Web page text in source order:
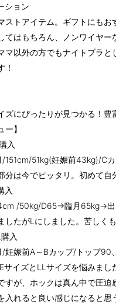
ション
ストアイテム。ギフトにもお
てはもちろん、ノンワイヤ
マ以外の方でもナイトブラ
！
ズにぴったりが見つかる！豊
ー】
入
/151cm/51kg(妊娠前43kg)/C
分は今でピッタリ。初めて
/50kg/D65→臨月65kg→
したがLにしました。苦しく
入
/妊娠前A～Bカップ/トップ90
サイズとLLサイズを悩みまし
すが、ホックは真ん中で圧迫
入れると良い感じになると